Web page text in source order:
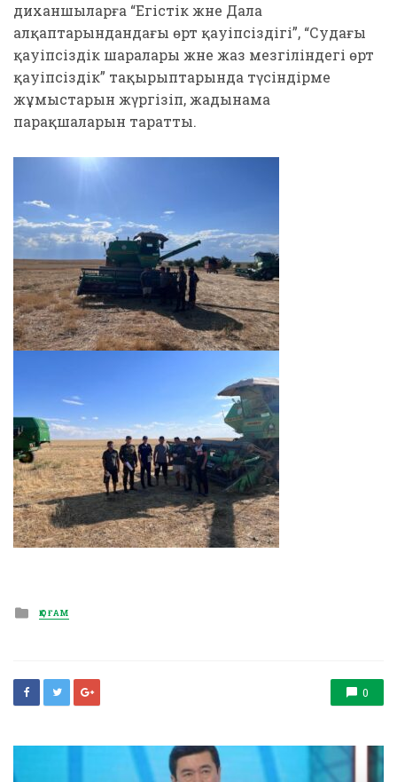
диханшыларға “Егістік және Дала
алқаптарындандағы өрт қауіпсіздігі”, “Судағы
қауіпсіздік шаралары және жаз мезгіліндегі өрт
қауіпсіздік” тақырыптарында түсіндірме
жұмыстарын жүргізіп, жадынама
парақшаларын таратты.
Posted
in
ҚОҒАМ
0